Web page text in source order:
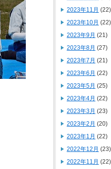
2023年11月 (22)
2023年10月 (22)
2023年9月 (21)
2023年8月 (27)
2023年7月 (21)
2023年6月 (22)
2023年5月 (25)
2023年4月 (22)
2023年3月 (23)
2023年2月 (20)
2023年1月 (22)
2022年12月 (23)
2022年11月 (22)